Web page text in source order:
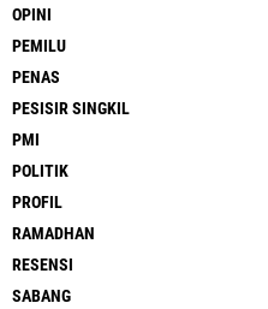
OPINI
PEMILU
PENAS
PESISIR SINGKIL
PMI
POLITIK
PROFIL
RAMADHAN
RESENSI
SABANG